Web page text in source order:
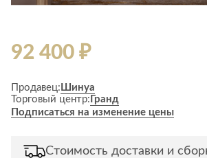
92 400 ₽
Продавец: Шинуа
Торговый центр: Гранд
Подписаться на изменение цены
Стоимость доставки и